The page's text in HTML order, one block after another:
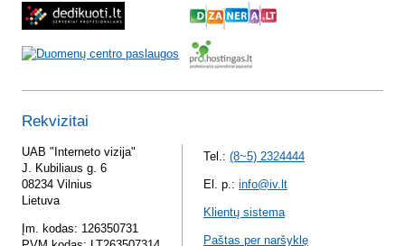
Rekvizitai
UAB "Interneto vizija"
J. Kubiliaus g. 6
08234 Vilnius
Lietuva
Įm. kodas: 126350731
Tel.: (8~5) 2324444
El. p.: info@iv.lt
Klientų sistema
Paštas per naršyklę